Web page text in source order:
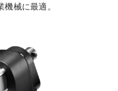
械に最適。